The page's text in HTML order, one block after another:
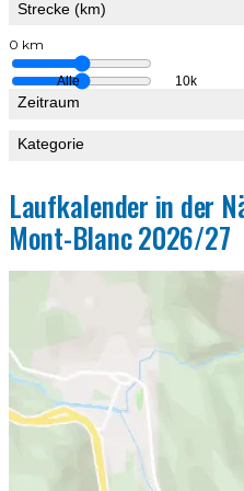
Strecke (km)
0 km
Alle 10k
Zeitraum
Kategorie
Laufkalender in der
Mont-Blanc 2026/27